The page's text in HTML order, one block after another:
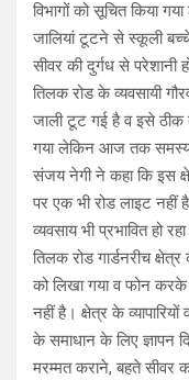
विभागों को सूचित किया
जालियां टूटने से स्कूली
सीवर की दुर्गध से परेशानी
तिलक रोड के व्यवसायी
जाली टूट गई है व इसे ठीक
गया लेकिन आज तक समस्या
संजय नेगी ने कहा कि इस
पर एक भी रोड लाइट नहीं
व्यवसाय भी प्रभावित हो
तिलक रोड गार्डनरीच
को लिखा गया व फोन
नहीं है। क्षेत्र के
के समाधान के लिए ज्ञापन
मरम्मत कराने, बहते सीवर